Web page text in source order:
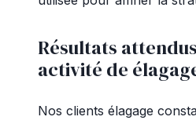
Résultats
activité de
Nos clients élagage